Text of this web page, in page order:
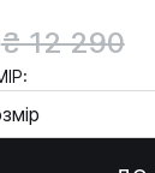
₴ 12 290